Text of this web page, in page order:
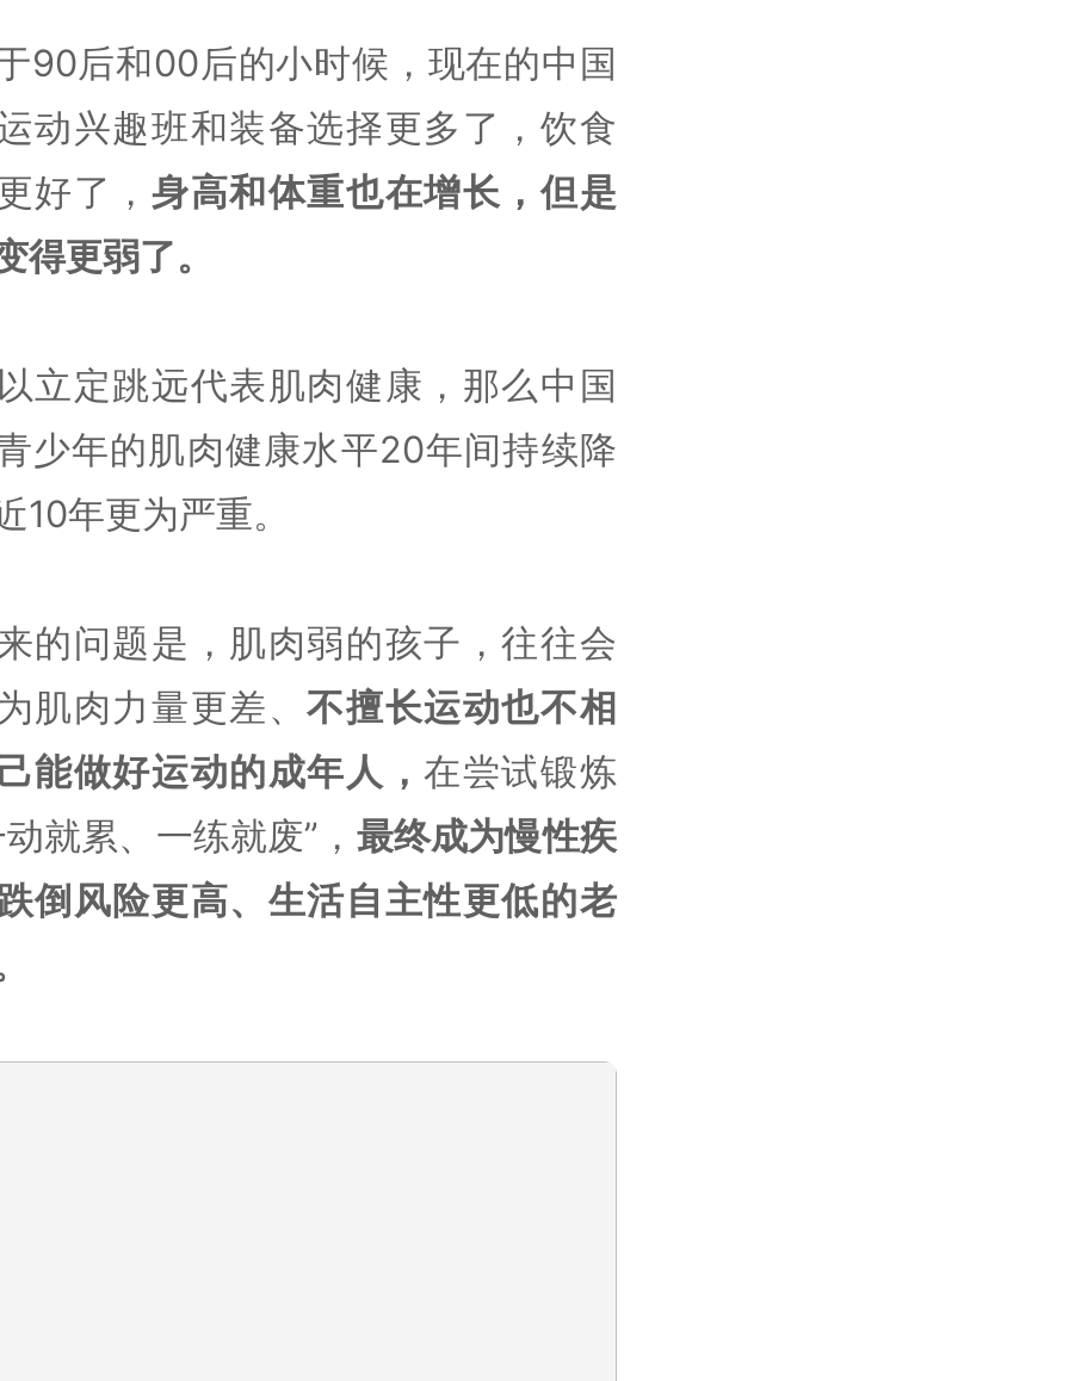
90后和00后的小时候，现在的中国
动兴趣班和装备选择更多了，饮食
好了， 身高和体重也在增长，但是
得更弱了。
立定跳远代表肌肉健康，那么中国
少年的肌肉健康水平20年间持续降
10年更为严重。
的问题是，肌肉弱的孩子，往往会
肌肉力量更差、不擅长运动也不相
能做好运动的成年人，在尝试锻炼
就累、一练就废”， 最终成为慢性疾
倒风险更高、生活自主性更低的老